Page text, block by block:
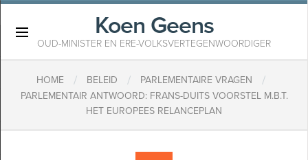
Koen Geens
OUD-MINISTER EN ERE-VOLKSVERTEGENWOORDIGER
HOME / BELEID / PARLEMENTAIRE VRAGEN /
PARLEMENTAIR ANTWOORD: FRANS-DUITS VOORSTEL M.B.T.
HET EUROPEES RELANCEPLAN